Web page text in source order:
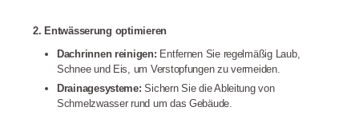
2. Entwässerung optimieren
Dachrinnen reinigen: Entfernen Sie regelmäßig Laub,
Schnee und Eis, um Verstopfungen zu vermeiden.
Drainagesysteme: Sichern Sie die Ableitung von
Schmelzwasser rund um das Gebäude.